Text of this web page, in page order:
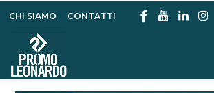
CHI SIAMO CONTATTI